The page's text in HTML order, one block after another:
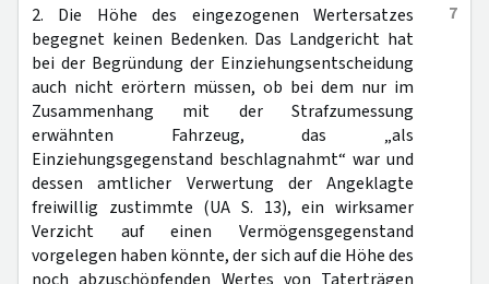
7
2. Die Höhe des eingezogenen Wertersatzes
begegnet keinen Bedenken. Das Landgericht hat
bei der Begründung der Einziehungsentscheidung
auch nicht erörtern müssen, ob bei dem nur im
Zusammenhang mit der Strafzumessung
erwähnten Fahrzeug, das „als
Einziehungsgegenstand beschlagnahmt“ war und
dessen amtlicher Verwertung der Angeklagte
freiwillig zustimmte (UA S. 13), ein wirksamer
Verzicht auf einen Vermögensgegenstand
vorgelegen haben könnte, der sich auf die Höhe des